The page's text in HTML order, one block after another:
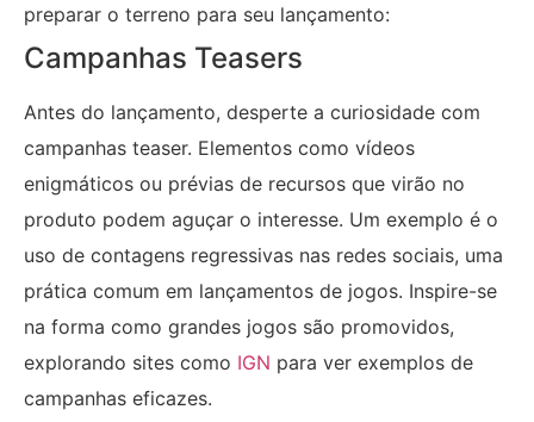
preparar o terreno para seu lançamento:
Campanhas Teasers
Antes do lançamento, desperte a curiosidade com
campanhas teaser. Elementos como vídeos
enigmáticos ou prévias de recursos que virão no
produto podem aguçar o interesse. Um exemplo é o
uso de contagens regressivas nas redes sociais, uma
prática comum em lançamentos de jogos. Inspire-se
na forma como grandes jogos são promovidos,
explorando sites como IGN para ver exemplos de
campanhas eficazes.